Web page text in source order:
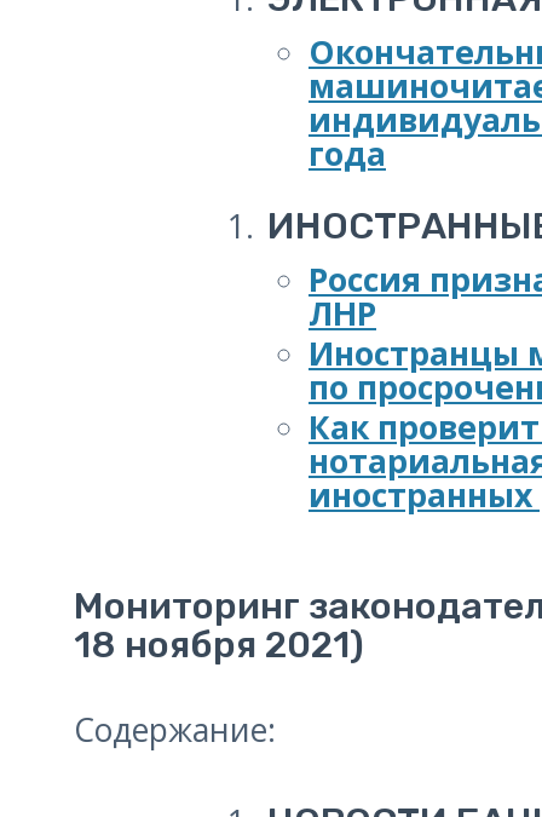
года
Россия
ЛНР
Иностранцы
по
Как
Мониторинг
18 ноября 2021)
Содержание: